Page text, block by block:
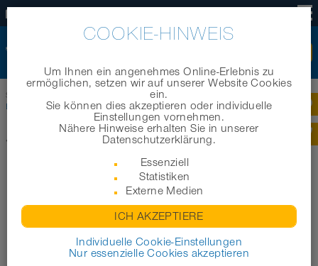
Startseite |NORRES Gruppe verzeichnet erneuten
Erfolg!
NORRES GRUPPE VERZEICHNET
ERNEUTEN ERFOLG!
COOKIE-HINWEIS
Um Ihnen ein angenehmes Online-Erlebnis zu
ermöglichen, setzen wir auf unserer Website Cookies
ein.
Sie können dies akzeptieren oder individuelle
Einstellungen vornehmen.
Nähere Hinweise erhalten Sie in unserer
Datenschutzerklärung.
Essenziell
Statistiken
Externe Medien
ICH AKZEPTIERE
Individuelle Cookie-Einstellungen
Nur essenzielle Cookies akzeptieren